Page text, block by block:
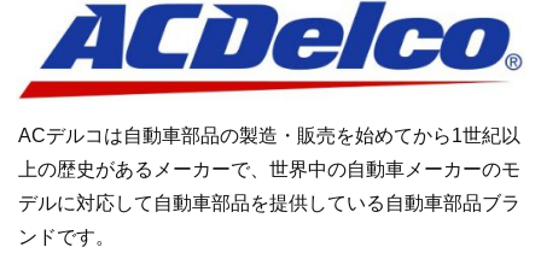
ACデルコは自動車部品の製造・販売を始めてから1世紀以
上の歴史があるメーカーで、世界中の自動車メーカーのモ
デルに対応して自動車部品を提供している自動車部品ブラ
ンドです。